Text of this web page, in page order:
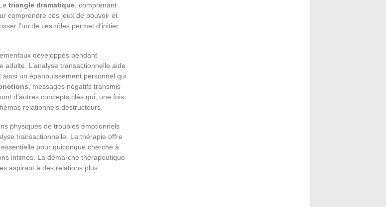
triangle dramatique , comprenant
comprendre ces jeux de pouvoir et
l’un de ces rôles permet d’initier
développés pendant
adulte. L’analyse transactionnelle aide
un épanouissement personnel qui
, messages négatifs transmis
d’autres concepts clés qui, une fois
relationnels destructeurs.
physiques de troubles émotionnels
transactionnelle. La thérapie offre
pour quiconque cherche à
intimes. La démarche thérapeutique
aspirant à des relations plus